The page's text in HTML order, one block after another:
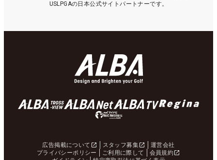
USLPGAの日本公式サイトパートナーです。
広告掲載について スタッフ募集
運営会社
プライバシーポリシー
ご利用に際して
会員規約